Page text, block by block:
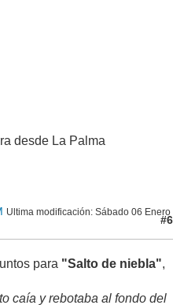
desde La Palma
Ultima modificación: Sábado 06 Enero
#6
para "Salto de niebla",
caía y rebotaba al fondo del